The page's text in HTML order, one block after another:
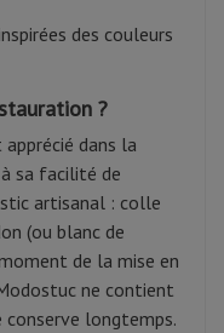
des couleurs
?
dans la
sa facilité de
artisanal : colle
(ou blanc de
de la mise en
ne contient
conserve longtemps.